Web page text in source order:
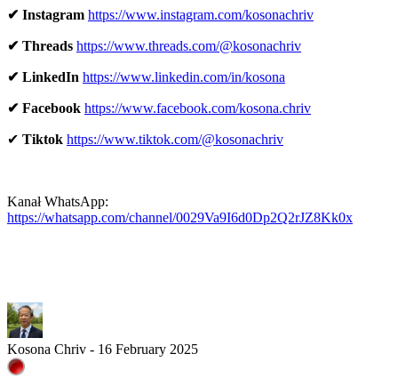
✔ Instagram https://www.instagram.com/kosonachriv
✔ Threads https://www.threads.com/@kosonachriv
✔ LinkedIn https://www.linkedin.com/in/kosona
✔ Facebook https://www.facebook.com/kosona.chriv
✔ Tiktok https://www.tiktok.com/@kosonachriv
https://whatsapp.com/channel/0029Va9I6d0Dp2Q2rJZ8Kk0x
Kosona Chriv - 16 February 2025